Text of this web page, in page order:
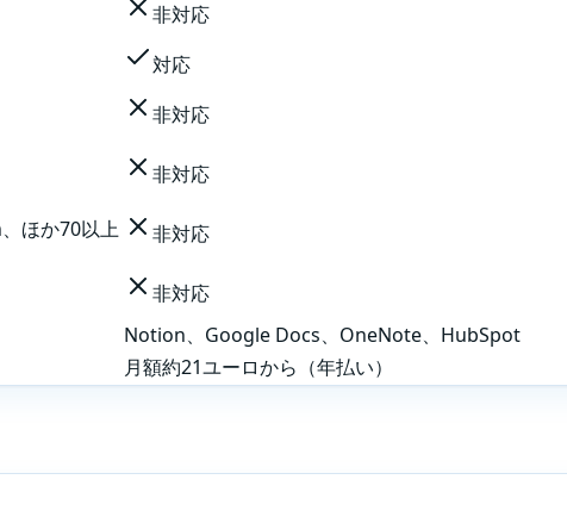
非対応
対応
非対応
非対応
ほか70以上
非対応
非対応
Notion、Google Docs、OneNote、HubSpot
月額約21ユーロから（年払い）